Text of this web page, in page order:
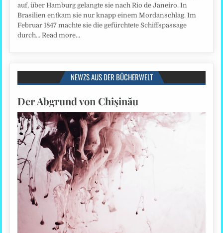
auf, über Hamburg gelangte sie nach Rio de Janeiro. In
Brasilien entkam sie nur knapp einem Mordanschlag. Im
Februar 1847 machte sie die gefürchtete Schiffspassage
durch…Read more…
NEWZS AUS DER BÜCHERWELT
Der Abgrund von Chişinău